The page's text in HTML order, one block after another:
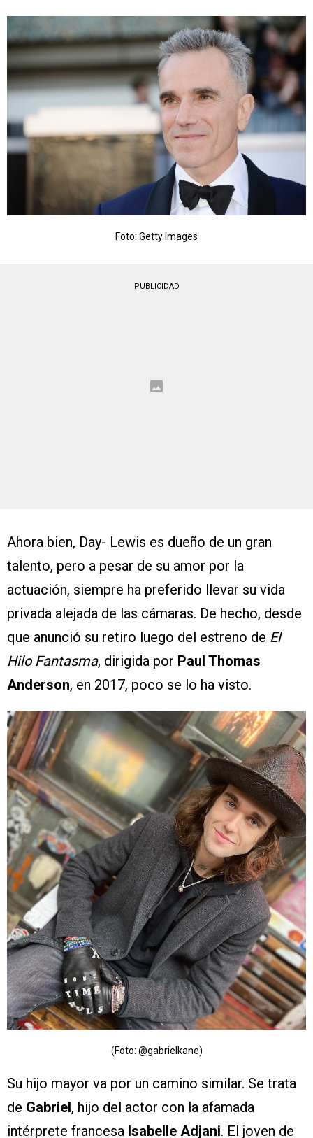
Foto: Getty Images
PUBLICIDAD
Ahora bien, Day- Lewis es dueño de un gran
talento, pero a pesar de su amor por la
actuación, siempre ha preferido llevar su vida
privada alejada de las cámaras. De hecho, desde
que anunció su retiro luego del estreno de El
Hilo Fantasma, dirigida por Paul Thomas
Anderson, en 2017, poco se lo ha visto.
(Foto: @gabrielkane)
Su hijo mayor va por un camino similar. Se trata
de Gabriel, hijo del actor con la afamada
intérprete francesa Isabelle Adjani. El joven de